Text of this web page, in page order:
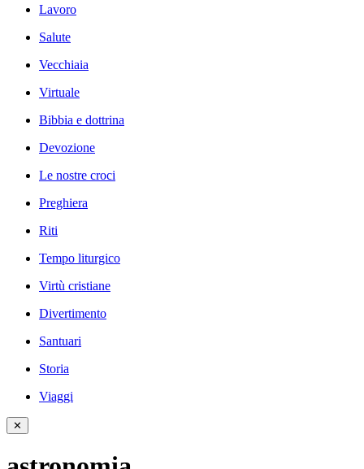
Lavoro
Salute
Vecchiaia
Virtuale
Bibbia e dottrina
Devozione
Le nostre croci
Preghiera
Riti
Tempo liturgico
Virtù cristiane
Divertimento
Santuari
Storia
Viaggi
✕